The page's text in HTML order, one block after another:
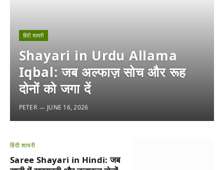
हिंदी शायरी
Shayari in Urdu Allama
Iqbal: जब अल्फाज़ सोच और रूह
दोनों को जगा दें
PETER JUNE 16, 2026
हिंदी शायरी
Saree Shayari in Hindi: जब